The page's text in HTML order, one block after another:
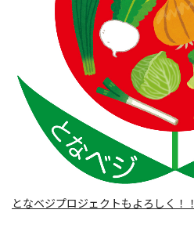
となベジプロジェクトもよろしく！！